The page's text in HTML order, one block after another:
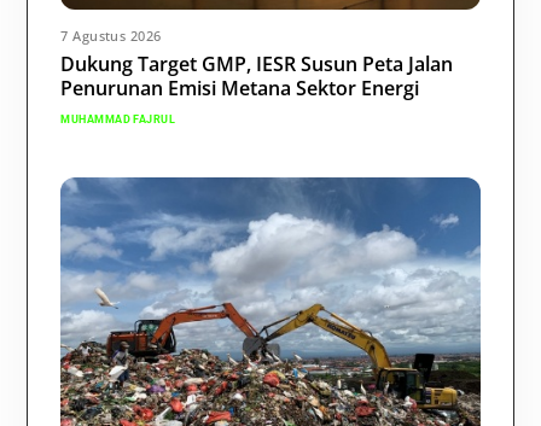
7 Agustus 2026
Dukung Target GMP, IESR Susun Peta Jalan
Penurunan Emisi Metana Sektor Energi
MUHAMMAD FAJRUL